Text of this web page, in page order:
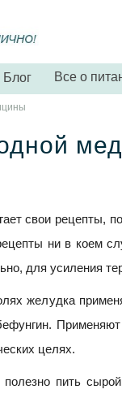
Блог Все о
свои рецепты,
ни в коем
для усиления
желудка
целях.
пить